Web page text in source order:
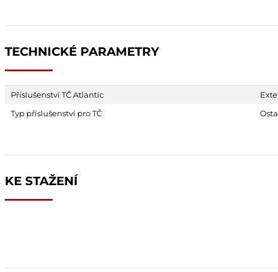
TECHNICKÉ PARAMETRY
Příslušenství TČ Atlantic
Typ příslušenství pro TČ
KE STAŽENÍ